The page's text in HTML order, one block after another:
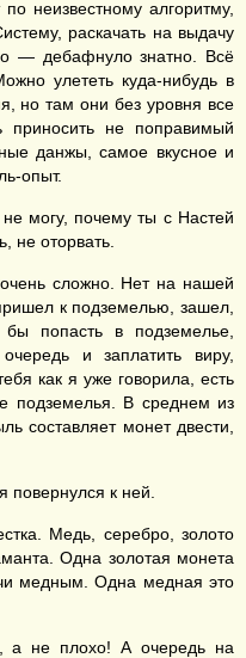
неизвестному алгоритму,
раскачать на выдачу
— дебафнуло знатно. Всё
улететь куда-нибудь в
но там они без уровня все
приносить не поправимый
данжы, самое вкусное и
опыт.
могу, почему ты с Настей
не оторвать.
сложно. Нет на нашей
к подземелью, зашел,
попасть в подземелье,
и заплатить виру,
как я уже говорила, есть
подземелья. В среднем из
составляет монет двести,
к ней.
Медь, серебро, золото
Одна золотая монета
медным. Одна медная это
а не плохо! А очередь на